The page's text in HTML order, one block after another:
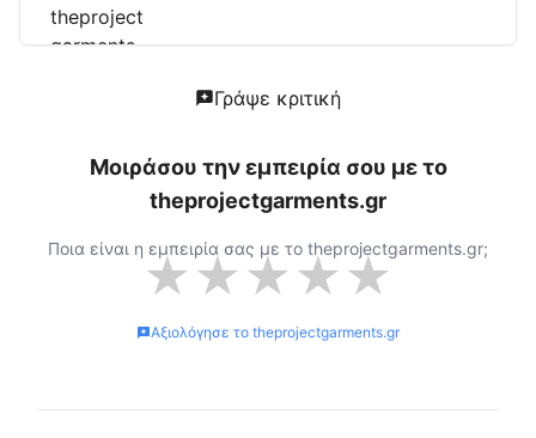
Γράψε κριτική
Μοιράσου την εμπειρία σου με το
theprojectgarments.gr
Ποια είναι η εμπειρία σας με το theprojectgarments.gr;
★★★★★
Αξιολόγησε το theprojectgarments.gr